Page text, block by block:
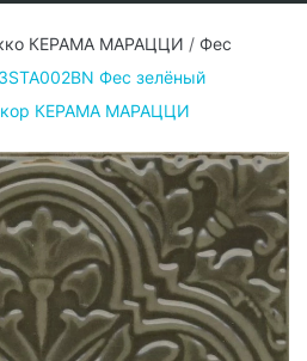
КЕРАМА МАРАЦЦИ / Фес
Фес зелёный
КЕРАМА МАРАЦЦИ